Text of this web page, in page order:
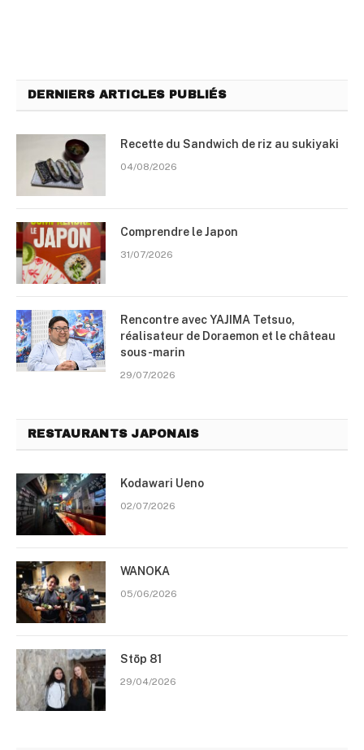
DERNIERS ARTICLES PUBLIÉS
Recette du Sandwich de riz au sukiyaki
04/08/2026
Comprendre le Japon
31/07/2026
Rencontre avec YAJIMA Tetsuo,
réalisateur de Doraemon et le château
sous-marin
29/07/2026
RESTAURANTS JAPONAIS
Kodawari Ueno
02/07/2026
WANOKA
05/06/2026
Stōp 81
29/04/2026